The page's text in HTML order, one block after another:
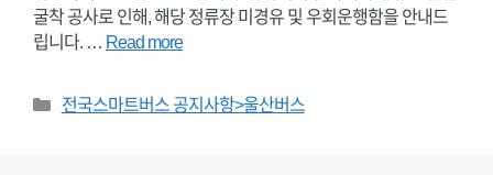
굴착 공사로 인해, 해당 정류장 미경유 및 우회운행함을 안내드
립니다. … Read more
Categories
전국스마트버스 공지사항>울산버스